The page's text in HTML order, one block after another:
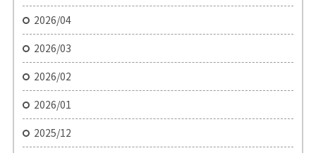
2026/04
2026/03
2026/02
2026/01
2025/12